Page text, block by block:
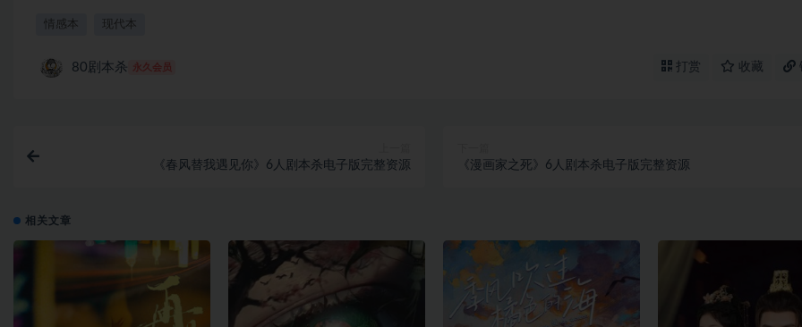
情感本 现代本
80剧本杀 永久会员 打赏 收藏
《春风替我遇见你》6人剧本杀电子版完整资源 《漫画家之死》6人剧本杀电子版完整资源
相关文章